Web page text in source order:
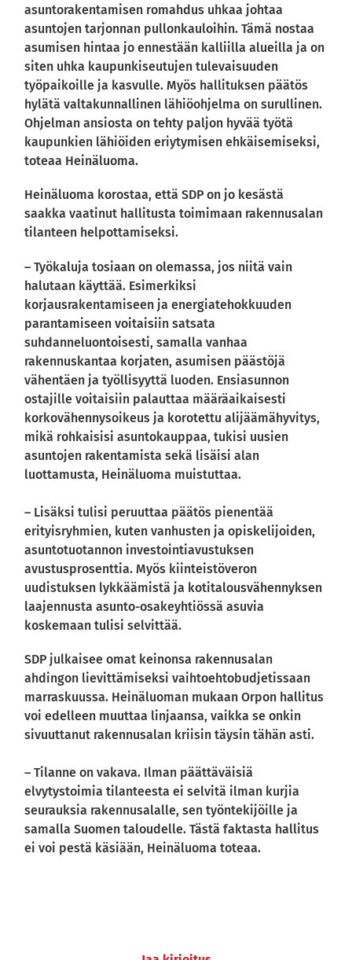
asuntorakentamisen romahdus uhkaa johtaa
asuntojen tarjonnan pullonkauloihin. Tämä nostaa
asumisen hintaa jo ennestään kalliilla alueilla ja on
siten uhka kaupunkiseutujen tulevaisuuden
työpaikoille ja kasvulle. Myös hallituksen päätös
hylätä valtakunnallinen lähiöohjelma on surullinen.
Ohjelman ansiosta on tehty paljon hyvää työtä
kaupunkien lähiöiden eriytymisen ehkäisemiseksi,
toteaa Heinäluoma.
Heinäluoma korostaa, että SDP on jo kesästä
saakka vaatinut hallitusta toimimaan rakennusalan
tilanteen helpottamiseksi.
– Työkaluja tosiaan on olemassa, jos niitä vain
halutaan käyttää. Esimerkiksi
korjausrakentamiseen ja energiatehokkuuden
parantamiseen voitaisiin satsata
suhdanneluontoisesti, samalla vanhaa
rakennuskantaa korjaten, asumisen päästöjä
vähentäen ja työllisyyttä luoden. Ensiasunnon
ostajille voitaisiin palauttaa määräaikaisesti
korkovähennysoikeus ja korotettu alijäämähyvitys,
mikä rohkaisisi asuntokauppaa, tukisi uusien
asuntojen rakentamista sekä lisäisi alan
luottamusta, Heinäluoma muistuttaa.
– Lisäksi tulisi peruuttaa päätös pienentää
erityisryhmien, kuten vanhusten ja opiskelijoiden,
asuntotuotannon investointiavustuksen
avustusprosenttia. Myös kiinteistöveron
uudistuksen lykkäämistä ja kotitalousvähennyksen
laajennusta asunto-osakeyhtiössä asuvia
koskemaan tulisi selvittää.
SDP julkaisee omat keinonsa rakennusalan
ahdingon lievittämiseksi vaihtoehtobudjetissaan
marraskuussa. Heinäluoman mukaan Orpon hallitus
voi edelleen muuttaa linjaansa, vaikka se onkin
sivuuttanut rakennusalan kriisin täysin tähän asti.
– Tilanne on vakava. Ilman päättäväisiä
elvytystoimia tilanteesta ei selvitä ilman kurjia
seurauksia rakennusalalle, sen työntekijöille ja
samalla Suomen taloudelle. Tästä faktasta hallitus
ei voi pestä käsiään, Heinäluoma toteaa.